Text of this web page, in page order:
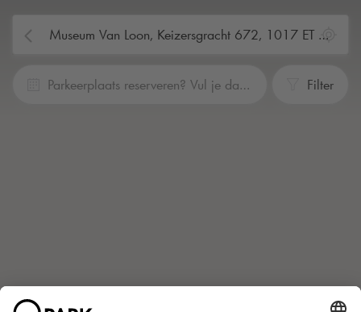
Parkeerplaats reserveren? Vul je data en tijden in Filter